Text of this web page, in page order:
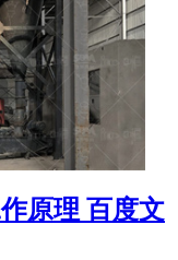
原理 百度文